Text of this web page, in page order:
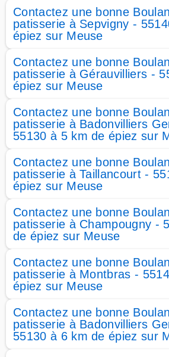
Contactez une bonne
patisserie à Sepvigny -
épiez sur Meuse
Contactez une bonne
patisserie à Gérauvilliers -
épiez sur Meuse
Contactez une bonne
patisserie à Badonvilliers
55130 à 5 km de épiez sur
Contactez une bonne
patisserie à Taillancourt -
épiez sur Meuse
Contactez une bonne
patisserie à Champougny -
de épiez sur Meuse
Contactez une bonne
patisserie à Montbras -
épiez sur Meuse
Contactez une bonne
patisserie à Badonvilliers
55130 à 6 km de épiez sur